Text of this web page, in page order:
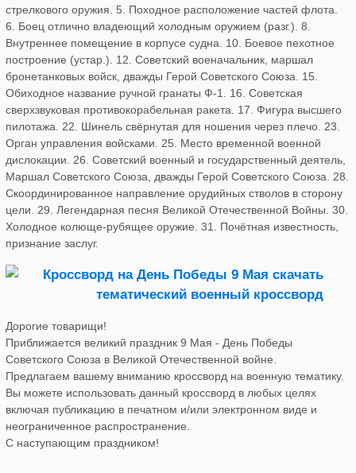
стрелкового оружия. 5. Походное расположение частей флота.
6. Боец отлично владеющий холодным оружием (разг.). 8.
Внутреннее помещение в корпусе судна. 10. Боевое пехотное
построение (устар.). 12. Советский военачальник, маршал
бронетанковых войск, дважды Герой Советского Союза. 15.
Обиходное название ручной гранаты Ф-1. 16. Советская
сверхзвуковая противокорабельная ракета. 17. Фигура высшего
пилотажа. 22. Шинель свёрнутая для ношения через плечо. 23.
Орган управления войсками. 25. Место временной военной
дислокации. 26. Советский военный и государственный деятель,
Маршал Советского Союза, дважды Герой Советского Союза. 28.
Скоординированное направление орудийных стволов в сторону
цели. 29. Легендарная песня Великой Отечественной Войны. 30.
Холодное колюще-рубящее оружие. 31. Почётная известность,
признание заслуг.
Дорогие товарищи!
Приближается великий праздник 9 Мая - День Победы
Советского Союза в Великой Отечественной войне.
Предлагаем вашему вниманию кроссворд на военную тематику.
Вы можете использовать данный кроссворд в любых целях
включая публикацию в печатном и/или электронном виде и
неограниченное распространение.
С наступающим праздником!